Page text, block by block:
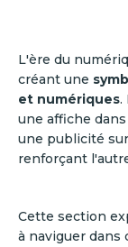
L'ère du
créant une
et numériques.
une affiche
une publicité
renforçant
Cette section
à naviguer dans